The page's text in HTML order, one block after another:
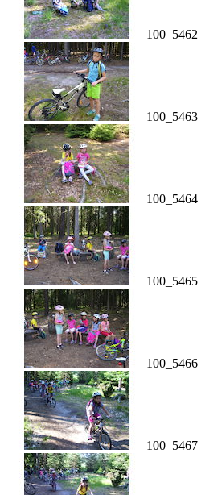
100_5462
100_5463
100_5464
100_5465
100_5466
100_5467